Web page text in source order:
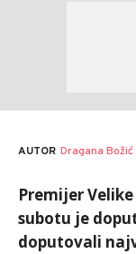
AUTOR Dragana Božić
Premijer
subotu je
doputovali